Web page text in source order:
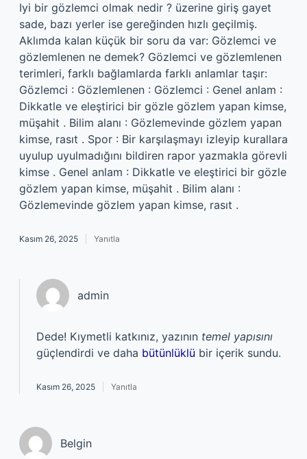
Iyi bir gözlemci olmak nedir ? üzerine giriş gayet
sade, bazı yerler ise gereğinden hızlı geçilmiş.
Aklımda kalan küçük bir soru da var: Gözlemci ve
gözlemlenen ne demek? Gözlemci ve gözlemlenen
terimleri, farklı bağlamlarda farklı anlamlar taşır:
Gözlemci : Gözlemlenen : Gözlemci : Genel anlam :
Dikkatle ve eleştirici bir gözle gözlem yapan kimse,
müşahit . Bilim alanı : Gözlemevinde gözlem yapan
kimse, rasıt . Spor : Bir karşılaşmayı izleyip kurallara
uyulup uyulmadığını bildiren rapor yazmakla görevli
kimse . Genel anlam : Dikkatle ve eleştirici bir gözle
gözlem yapan kimse, müşahit . Bilim alanı :
Gözlemevinde gözlem yapan kimse, rasıt .
Kasım 26, 2025 Yanıtla
admin
Dede! Kıymetli katkınız, yazının temel yapısını
güçlendirdi ve daha bütünlüklü bir içerik sundu.
Kasım 26, 2025 Yanıtla
Belgin